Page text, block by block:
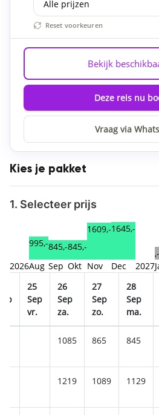
Reset voorkeuren
Bekijk
Deze reis nu
Vraag via
Kies je pakket
1. Selecteer prijs
2026
995,-
Aug
845,-
Sep
845,-
Okt
1609,-
Nov
1645,-
Dec 2027
,-
25
Sep
vr.
26
Sep
za.
27
Sep
zo.
28
Sep
ma.
1085 865 845
1219 1089 1129